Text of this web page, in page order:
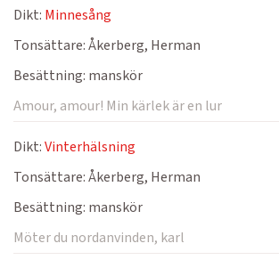
Dikt: Minnesång
Tonsättare:Åkerberg, Herman
Besättning: manskör
Amour, amour! Min kärlek är en lur
Dikt:Vinterhälsning
Tonsättare:Åkerberg, Herman
Besättning: manskör
Möter du nordanvinden, karl